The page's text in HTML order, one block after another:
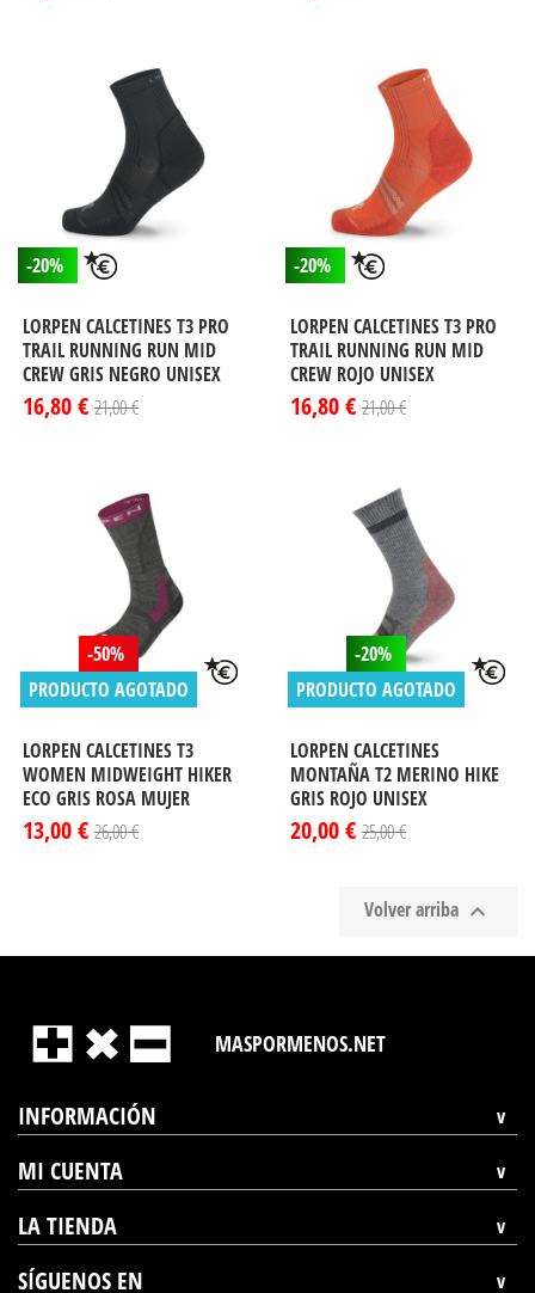
-20%
LORPEN CALCETINES T3 PRO
TRAIL RUNNING RUN MID
CREW GRIS NEGRO UNISEX
16,80 € 21,00 €
-20%
LORPEN CALCETINES T3 PRO
TRAIL RUNNING RUN MID
CREW ROJO UNISEX
16,80 € 21,00 €
-50%
PRODUCTO AGOTADO
LORPEN CALCETINES T3
WOMEN MIDWEIGHT HIKER
ECO GRIS ROSA MUJER
13,00 € 26,00 €
-20%
PRODUCTO AGOTADO
LORPEN CALCETINES
MONTAÑA T2 MERINO HIKE
GRIS ROJO UNISEX
20,00 € 25,00 €
Volver arriba 
MASPORMENOS.NET
INFORMACIÓN
MI CUENTA
LA TIENDA
SÍGUENOS EN